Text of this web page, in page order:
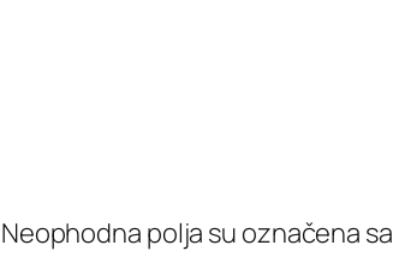
Neophodna polja su označena sa